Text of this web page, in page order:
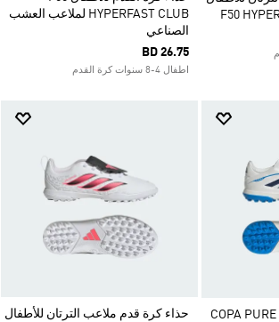
F50
HYPERFAST CLUB لملاعب العشب
الصناعي
BD 26.75
اطفال 4-8 سنوات كرة القدم
حذاء كرة قدم للأطفال COPA PURE
حذاء كرة قدم ملاعب الترتان للأطفال